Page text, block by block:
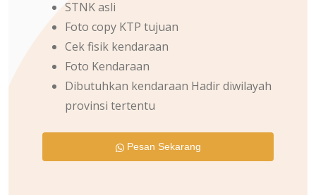
STNK asli
Foto copy KTP tujuan
Cek fisik kendaraan
Foto Kendaraan
Dibutuhkan kendaraan Hadir diwilayah
provinsi tertentu
Pesan Sekarang